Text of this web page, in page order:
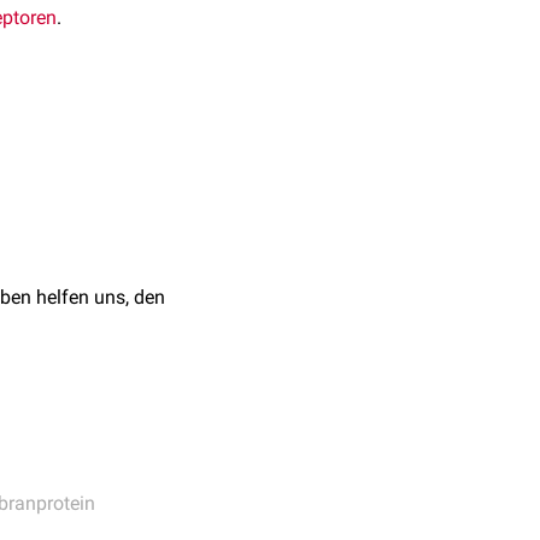
.
haploiden
zur Aktivierung der
G1-Zellzyklussowie
helfen uns, den